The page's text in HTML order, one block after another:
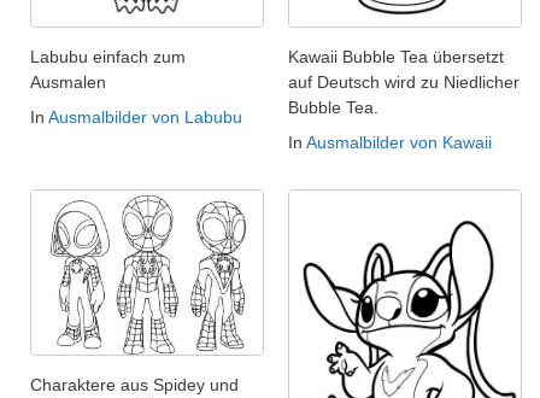
Labubu einfach zum
Ausmalen
In Ausmalbilder von Labubu
Kawaii Bubble Tea übersetzt
auf Deutsch wird zu Niedlicher
Bubble Tea.
In Ausmalbilder von Kawaii
Charaktere aus Spidey und